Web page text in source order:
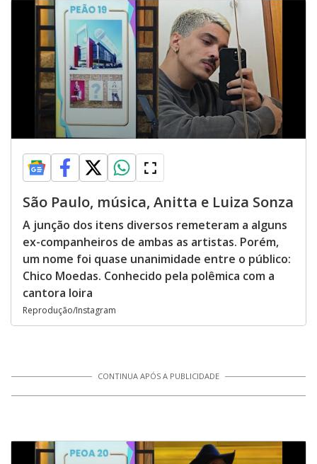
São Paulo, música, Anitta e Luiza Sonza
A junção dos itens diversos remeteram a alguns
ex-companheiros de ambas as artistas. Porém,
um nome foi quase unanimidade entre o público:
Chico Moedas. Conhecido pela polêmica com a
cantora loira
Reprodução/Instagram
CONTINUA APÓS A PUBLICIDADE